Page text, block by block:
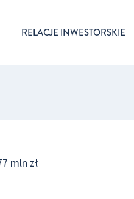
RELACJE INWESTORSKIE
mln zł